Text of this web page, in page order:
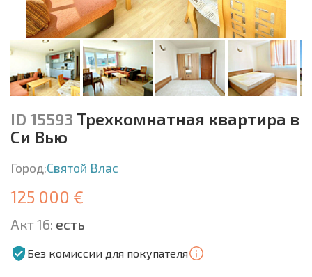
ID 15593 Трехкомнатная квартира в
Си Вью
Город:Святой Влас
125 000 €
Акт 16: есть
Без комиссии для покупателя